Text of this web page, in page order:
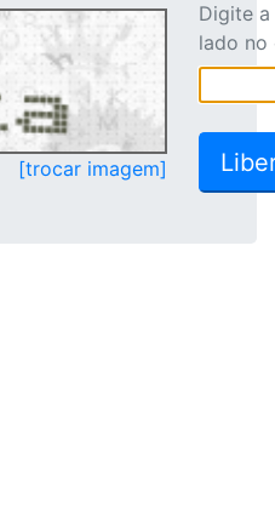
[trocar imagem]
Digite
lado no